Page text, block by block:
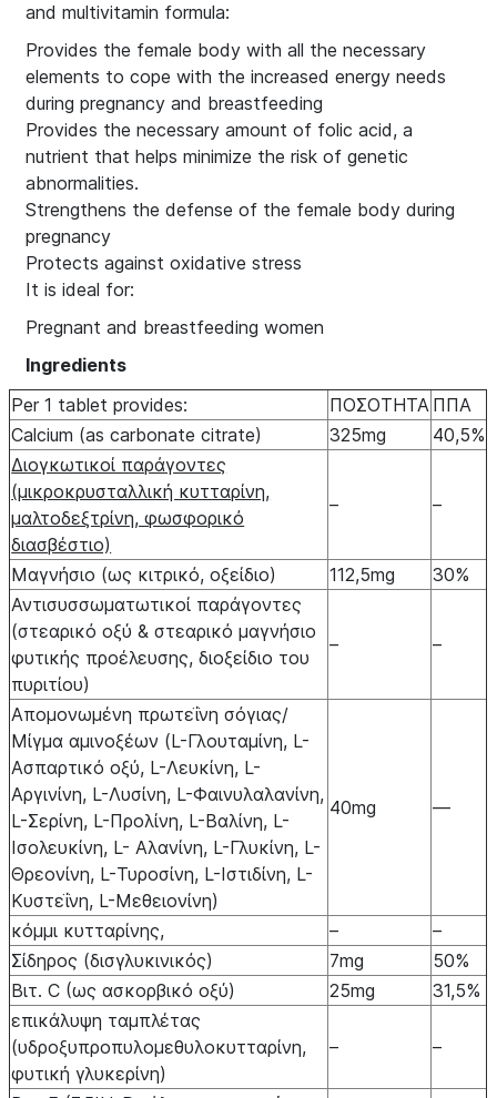
and multivitamin formula:
Provides the female body with all the necessary
elements to cope with the increased energy needs
during pregnancy and breastfeeding
Provides the necessary amount of folic acid, a
nutrient that helps minimize the risk of genetic
abnormalities.
Strengthens the defense of the female body during
pregnancy
Protects against oxidative stress
It is ideal for:
Pregnant and breastfeeding women
Ingredients
Per 1 tablet provides:
ΠΟΣΟΤΗΤΑ ΠΠΑ
Calcium (as carbonate citrate)
325mg
40,5%
Διογκωτικοί παράγοντες
(μικροκρυσταλλική κυτταρίνη,
μαλτοδεξτρίνη, φωσφορικό
διασβέστιο)
– –
Μαγνήσιο (ως κιτρικό, οξείδιο) 112,5mg
30%
Αντισυσσωματωτικοί παράγοντες
(στεαρικό οξύ & στεαρικό μαγνήσιο
φυτικής προέλευσης, διοξείδιο του
πυριτίου)
– –
Απομονωμένη πρωτεΐνη σόγιας/
Μίγμα αμινοξέων (L-Γλουταμίνη, L-
Ασπαρτικό οξύ, L-Λευκίνη, L-
Αργινίνη, L-Λυσίνη, L-Φαινυλαλανίνη,
L-Σερίνη, L-Προλίνη, L-Βαλίνη, L-
Ισολευκίνη, L- Αλανίνη, L-Γλυκίνη, L-
Θρεονίνη, L-Τυροσίνη, L-Ιστιδίνη, L-
Κυστεΐνη, L-Μεθειονίνη)
40mg —
κόμμι κυτταρίνης, –
–
Σίδηρος (δισγλυκινικός)
7mg
50%
Βιτ. C (ως ασκορβικό οξύ)
25mg
31,5%
επικάλυψη ταμπλέτας
(υδροξυπροπυλομεθυλοκυτταρίνη,
φυτική γλυκερίνη)
– –